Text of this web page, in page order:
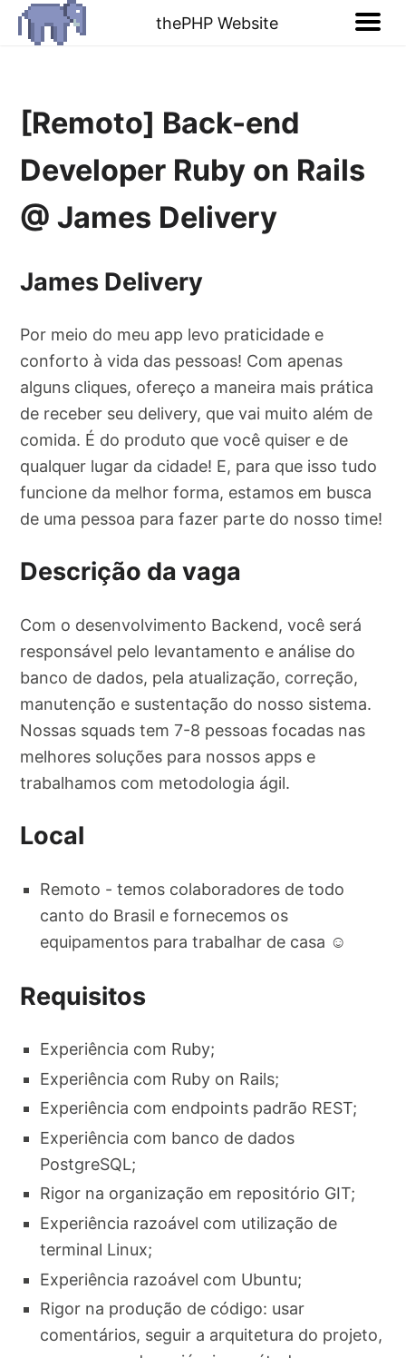
thePHP Website
[Remoto] Back-end
Developer Ruby on Rails
@ James Delivery
James Delivery
Por meio do meu app levo praticidade e
conforto à vida das pessoas! Com apenas
alguns cliques, ofereço a maneira mais prática
de receber seu delivery, que vai muito além de
comida. É do produto que você quiser e de
qualquer lugar da cidade! E, para que isso tudo
funcione da melhor forma, estamos em busca
de uma pessoa para fazer parte do nosso time!
Descrição da vaga
Com o desenvolvimento Backend, você será
responsável pelo levantamento e análise do
banco de dados, pela atualização, correção,
manutenção e sustentação do nosso sistema.
Nossas squads tem 7-8 pessoas focadas nas
melhores soluções para nossos apps e
trabalhamos com metodologia ágil.
Local
Remoto - temos colaboradores de todo
canto do Brasil e fornecemos os
equipamentos para trabalhar de casa ☺
Requisitos
Experiência com Ruby;
Experiência com Ruby on Rails;
Experiência com endpoints padrão REST;
Experiência com banco de dados
PostgreSQL;
Rigor na organização em repositório GIT;
Experiência razoável com utilização de
terminal Linux;
Experiência razoável com Ubuntu;
Rigor na produção de código: usar
comentários, seguir a arquitetura do projeto,